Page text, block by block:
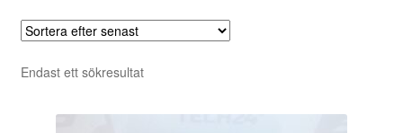
Endast ett sökresultat